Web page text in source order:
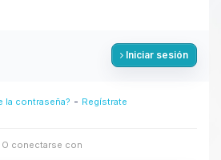
Iniciar sesión
la contraseña? - Regístrate
O conectarse con